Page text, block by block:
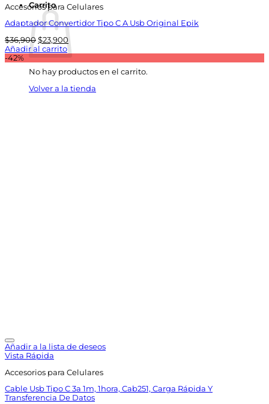
Carrito
No hay productos en el carrito.
Volver a la tienda
Accesorios para Celulares
Adaptador Convertidor Tipo C A Usb Original Epik
$36,900 El
precio
original
era:
$36,900.
$23,900
actual
es:
$23,900.
Añadir al carrito
-42%
Añadir a la lista de deseos
Vista Rápida
Accesorios para Celulares
Cable Usb Tipo C 3a 1m, 1hora, Cab251, Carga Rápida Y
Transferencia De Datos